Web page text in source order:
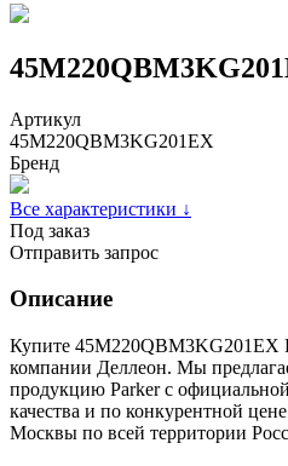
Артикул
45M220QBM3KG201EX
Бренд
Все характеристики ↓
Под заказ
Отправить запрос
Описание
Купите 45M220QBM3KG201EX
компании Деллеон. Мы
продукцию Parker с
качества и по конкурентной
Москвы по всей территории